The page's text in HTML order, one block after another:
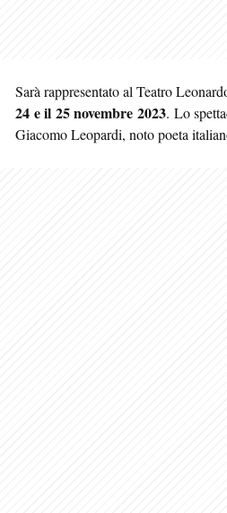
Sarà rappresentato al Teatro
24 e il 25 novembre 2023. Lo
Giacomo Leopardi, noto poeta